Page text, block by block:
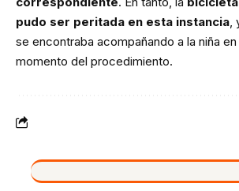
pudo ser peritada en esta instancia
se encontraba acompañando a la niña
momento del procedimiento.
VIVO